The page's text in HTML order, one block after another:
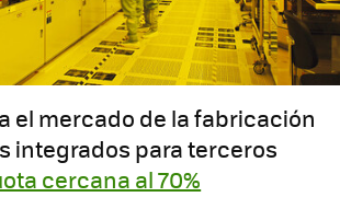
el mercado de la fabricación
integrados para terceros
cercana al 70%